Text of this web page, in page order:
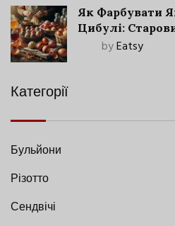
Як Фарбувати
Цибулі:
Сучасними
byEatsy
Категорії
Бульйони
Різотто
Сендвічі